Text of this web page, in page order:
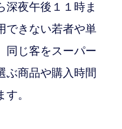
深夜午後１１時ま
できない若者や単
同じ客をスーパー
ぶ商品や購入時間
。